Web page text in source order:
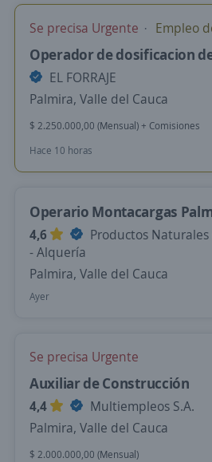
Se precisa Urgente Empleo
Operador de dosificacion
EL FORRAJE
Palmira, Valle del Cauca
$ 2.250.000,00 (Mensual) + Comisiones
Hace 10 horas
Operario Montacargas
4,6
Productos Naturales
- Alquería
Palmira, Valle del Cauca
Ayer
Se precisa Urgente
Auxiliar de Construcción
4,4
Multiempleos S.A.
Palmira, Valle del Cauca
$ 2.000.000,00 (Mensual)